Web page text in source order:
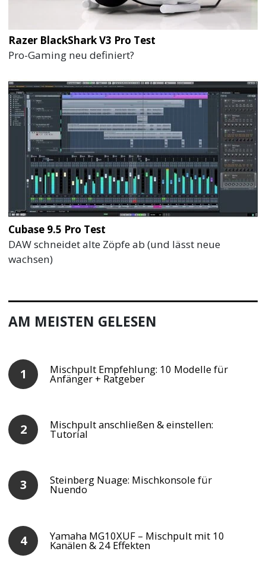
Razer BlackShark V3 Pro Test
Pro-Gaming neu definiert?
Cubase 9.5 Pro Test
DAW schneidet alte Zöpfe ab (und lässt neue
wachsen)
AM MEISTEN GELESEN
Mischpult Empfehlung: 10 Modelle für
Anfänger + Ratgeber
Mischpult anschließen & einstellen:
Tutorial
Steinberg Nuage: Mischkonsole für
Nuendo
Yamaha MG10XUF – Mischpult mit 10
Kanälen & 24 Effekten